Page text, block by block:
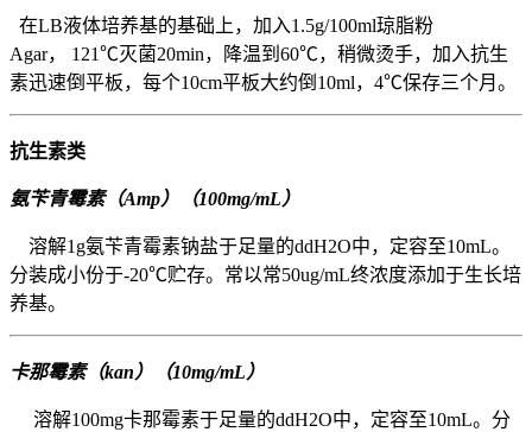
在LB液体培养基的基础上，加入1.5g/100ml琼脂粉
Agar， 121℃灭菌20min，降温到60℃，稍微烫手，加入抗生
素迅速倒平板，每个10cm平板大约倒10ml，4℃保存三个月。
抗生素类
氨苄青霉素（Amp）（100mg/mL）
溶解1g氨苄青霉素钠盐于足量的ddH2O中，定容至10mL。
分装成小份于-20℃贮存。常以常50ug/mL终浓度添加于生长培
养基。
卡那霉素（kan）（10mg/mL）
溶解100mg卡那霉素于足量的ddH2O中，定容至10mL。分